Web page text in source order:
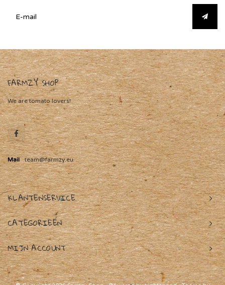
FARMZY SHOP
We are tomato lovers!
Mail team@farmzy.eu
KLANTENSERVICE
CATEGORIEËN
MIJN ACCOUNT